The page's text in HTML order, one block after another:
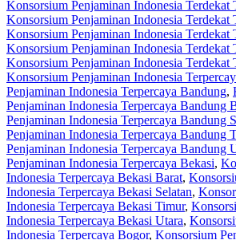
Konsorsium Penjaminan Indonesia Terdekat
Konsorsium Penjaminan Indonesia Terdekat
Konsorsium Penjaminan Indonesia Terdekat
Konsorsium Penjaminan Indonesia Terdekat
Konsorsium Penjaminan Indonesia Terdekat
Konsorsium Penjaminan Indonesia
Penjaminan Indonesia Terpercaya Bandung,
Penjaminan Indonesia Terpercaya Bandung
Penjaminan Indonesia Terpercaya Bandung
Penjaminan Indonesia Terpercaya Bandung
Penjaminan Indonesia Terpercaya Bandung
Penjaminan Indonesia Terpercaya Bekasi,
Indonesia Terpercaya Bekasi Barat,
Indonesia Terpercaya Bekasi Selatan,
Indonesia Terpercaya Bekasi Timur,
Indonesia Terpercaya Bekasi Utara,
Indonesia Terpercaya Bogor, Konsorsium